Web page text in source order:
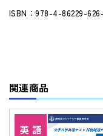
ISBN：978-4-86229-
関連商品